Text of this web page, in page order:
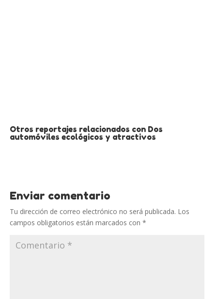
Otros reportajes relacionados con Dos
automóviles ecológicos y atractivos
Enviar comentario
Tu dirección de correo electrónico no será publicada. Los
campos obligatorios están marcados con *